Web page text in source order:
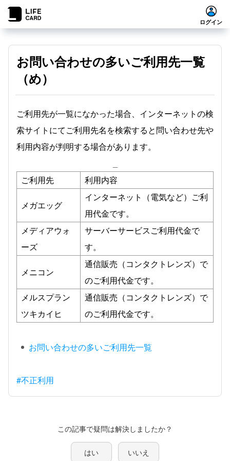
ログイン
お問い合わせの多いご利用先一覧
（め）
ご利用先が一覧になかった場合、インターネットの検
索サイトにてご利用先名を検索すると問い合わせ先や
利用内容が判明する場合があります。
ご利用先
利用内容
メガエッグ
インターネット（電気など）ご利
用代金です。
メディアウォ
ーズ
サーバーサービスご利用代金で
す。
メニコン
通信販売（コンタクトレンズ）で
のご利用代金です。
メルスプラン
ツキカイヒ
通信販売（コンタクトレンズ）で
のご利用代金です。
お問い合わせの多いご利用先一覧
#不正利用
この記事で疑問は解決しましたか？
はい いいえ